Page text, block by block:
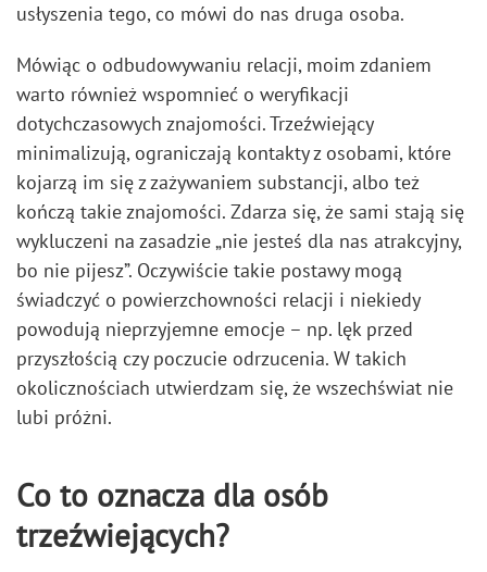
usłyszenia tego, co mówi do nas druga osoba.
Mówiąc o odbudowywaniu relacji, moim zdaniem
warto również wspomnieć o weryfikacji
dotychczasowych znajomości. Trzeźwiejący
minimalizują, ograniczają kontakty z osobami, które
kojarzą im się z zażywaniem substancji, albo też
kończą takie znajomości. Zdarza się, że sami stają się
wykluczeni na zasadzie „nie jesteś dla nas atrakcyjny,
bo nie pijesz”. Oczywiście takie postawy mogą
świadczyć o powierzchowności relacji i niekiedy
powodują nieprzyjemne emocje – np. lęk przed
przyszłością czy poczucie odrzucenia. W takich
okolicznościach utwierdzam się, że wszechświat nie
lubi próżni.
Co to oznacza dla osób
trzeźwiejących?